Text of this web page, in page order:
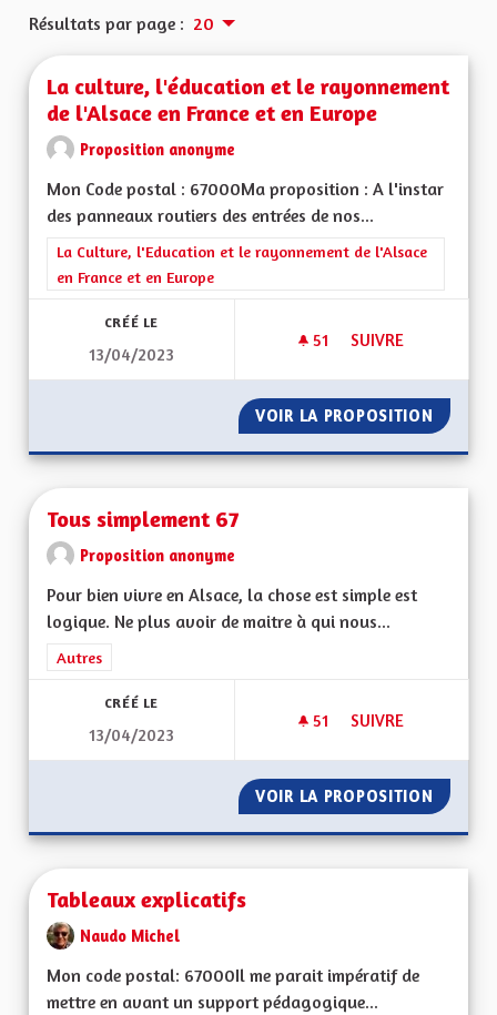
Résultats par page : 20
La culture, l'éducation et le rayonnement
de l'Alsace en France et en Europe
Proposition anonyme
Mon Code postal : 67000Ma proposition : A l'instar
des panneaux routiers des entrées de nos...
Filtrer les résultats de la catégorie : La Culture, l'Education et
La Culture, l'Education et le rayonnement de l'Alsace
en France et en Europe
CRÉÉ LE
13/04/2023
51 51 ABONNÉS
SUIVRE
VOIR LA PROPOSITION LA
Tous simplement 67
Proposition anonyme
Pour bien vivre en Alsace, la chose est simple est
logique. Ne plus avoir de maitre à qui nous...
Filtrer les résultats de la catégorie : Autres
Autres
CRÉÉ LE
13/04/2023
51 51 ABONNÉS
SUIVRE
VOIR LA PROPOSITION TOUS
Tableaux explicatifs
Naudo Michel
Mon code postal: 67000 Il me parait impératif de
mettre en avant un support pédagogique...